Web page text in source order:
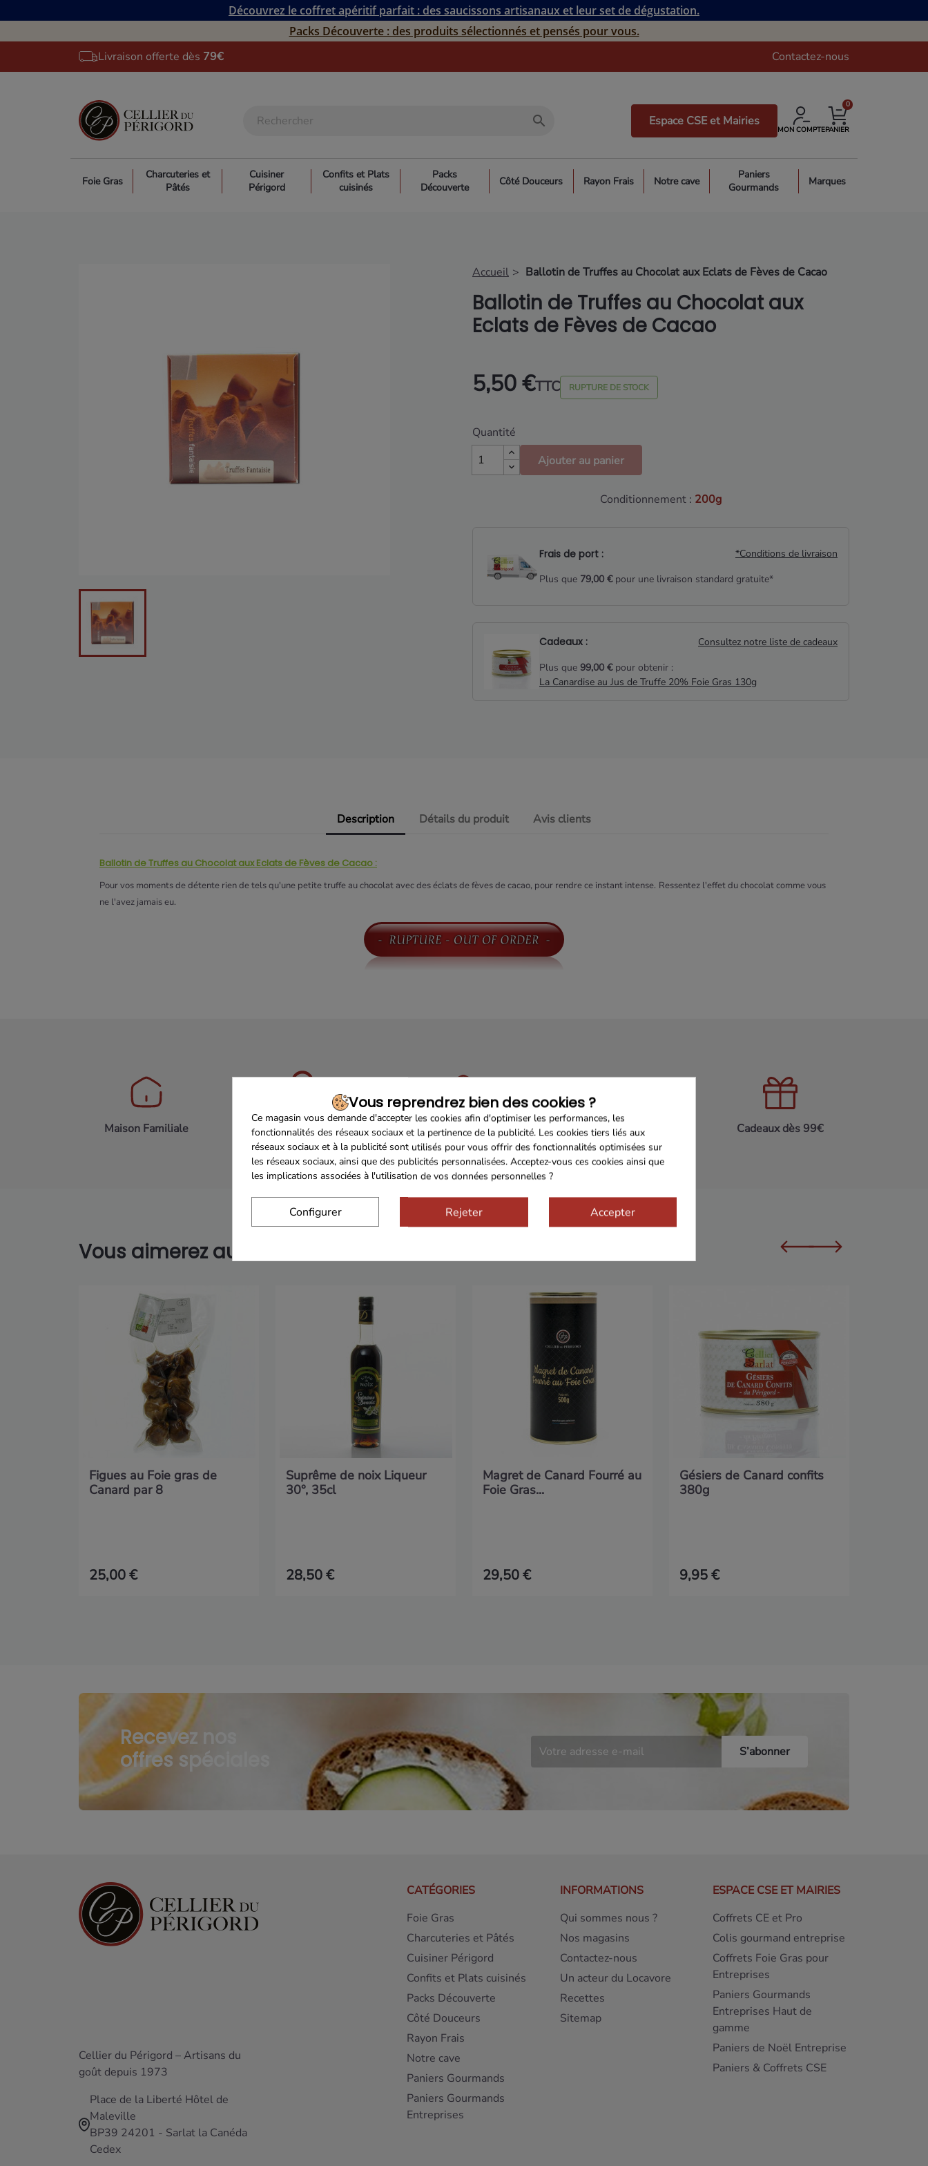
Découvrez le coffret apéritif parfait : des saucissons artisanaux et leur set de dégustation.
Packs Découverte : des produits sélectionnés et pensés pour vous.
Livraison offerte dès 79€ Contactez-nous
search Espace CSE et Mairies
MON COMPTEPANIER
0
Foie Gras
Charcuteries et
Pâtés
Cuisiner
Périgord
Confits et Plats
cuisinés
Packs
Découverte
Côté Douceurs Rayon Frais Notre cave
Paniers
Gourmands
Marques
Accueil Ballotin de Truffes au Chocolat aux Eclats de Fèves de Cacao
Ballotin de Truffes au Chocolat aux
Eclats de Fèves de Cacao
5,50 €TTC RUPTURE DE STOCK
Quantité
Ajouter au panier
Conditionnement : 200g
Frais de port :
*Conditions de livraison
Plus que 79,00 €pour une livraison standard gratuite*
Cadeaux :
Consultez notre liste de cadeaux
Plus que 99,00 €pour obtenir :
La Canardise au Jus de Truffe 20% Foie Gras 130g
Description Détails du produit Avis clients
Ballotin de Truffes au Chocolat aux Eclats de Fèves de Cacao :
Pour vos moments de détente rien de tels qu'une petite truffe au chocolat avec des éclats de fèves de cacao, pour rendre ce instant intense. Ressentez l'effet du chocolat comme vous
ne l'avez jamais eu.
Maison Familiale Paiement Sécurisé Franco de port 79€ Livraison 24h/48h Cadeaux dès 99€
Vous aimerez aussi...
Figues au Foie gras de
Canard par 8
25,00 €
Suprême de noix Liqueur
30°, 35cl
28,50 €
Magret de Canard Fourré au
Foie Gras...
29,50 €
Gésiers de Canard confits
380g
9,95 €
Recevez nos
offres spéciales
Cellier du Périgord – Artisans du
goût depuis 1973
Place de la Liberté Hôtel de
Maleville
BP39 24201 - Sarlat la Canéda
Cedex
CATÉGORIES
Foie Gras
Charcuteries et Pâtés
Cuisiner Périgord
Confits et Plats cuisinés
Packs Découverte
Côté Douceurs
Rayon Frais
Notre cave
Paniers Gourmands
Paniers Gourmands
Entreprises
INFORMATIONS
Qui sommes nous ?
Nos magasins
Contactez-nous
Un acteur du Locavore
Recettes
Sitemap
ESPACE CSE ET MAIRIES
Coffrets CE et Pro
Colis gourmand entreprise
Coffrets Foie Gras pour
Entreprises
Paniers Gourmands
Entreprises Haut de
gamme
Paniers de Noël Entreprise
Paniers & Coffrets CSE
Vous reprendrez bien des cookies ?
Ce magasin vous demande d'accepter les cookies afin d'optimiser les performances, les
fonctionnalités des réseaux sociaux et la pertinence de la publicité. Les cookies tiers liés aux
réseaux sociaux et à la publicité sont utilisés pour vous offrir des fonctionnalités optimisées sur
les réseaux sociaux, ainsi que des publicités personnalisées. Acceptez-vous ces cookies ainsi que
les implications associées à l'utilisation de vos données personnelles ?
Configurer Rejeter Accepter